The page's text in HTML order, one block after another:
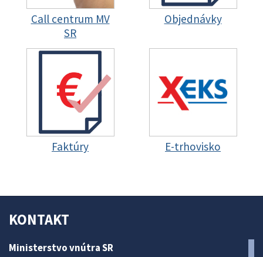
Call centrum MV
SR
Objednávky
Faktúry E-trhovisko
KONTAKT
Ministerstvo vnútra SR